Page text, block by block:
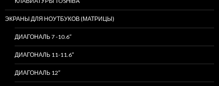
ЭКРАНЫ ДЛЯ НОУТБУКОВ (МАТРИЦЫ)
ДИАГОНАЛЬ 7 -10.6″
ДИАГОНАЛЬ 11-11.6″
ДИАГОНАЛЬ 12″